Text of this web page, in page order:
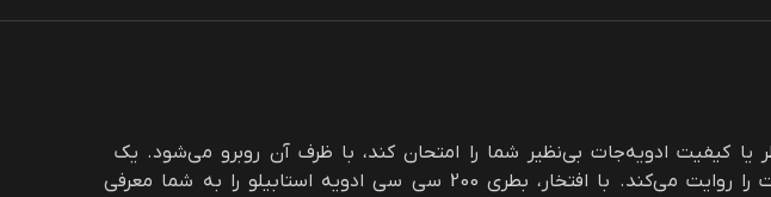
کیفیت ادویه‌جات بی‌نظیر شما را امتحان کند، با ظرف آن روبرو می‌شود. یک
بسته‌بندی هوشمندانه، نه تنها از محصول محافظت می‌کند، بلکه داستانی از کیفیت، بهداشت و اصالت را روایت می‌کند. با افتخار، بطری 200 سی سی ادویه استابیلو را به شما معرفی